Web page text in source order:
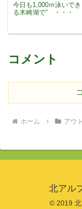
今日も1,000ｍ泳いで
る木崎湖で” ・・・
コメント
ホーム アウ
北アル
© 2019 北